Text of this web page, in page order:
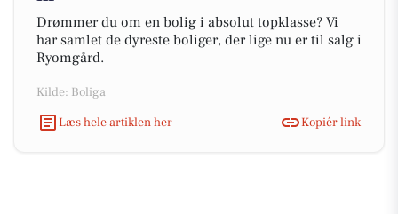
Drømmer du om en bolig i absolut topklasse? Vi
har samlet de dyreste boliger, der lige nu er til salg i
Ryomgård.
Kilde: Boliga
Læs hele artiklen her
Kopiér link